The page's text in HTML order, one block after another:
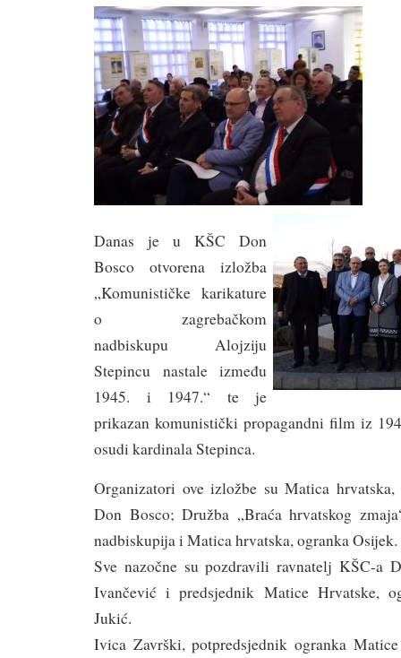
Danas je u KŠC Don
Bosco otvorena izložba
„Komunističke karikature
o zagrebačkom
nadbiskupu Alojziju
Stepincu nastale između
1945. i 1947.“ te je
prikazan komunistički propagandni film iz
osudi kardinala Stepinca.
Organizatori ove izložbe su Matica
Don Bosco; Družba „Braća hrvatskog
nadbiskupija i Matica hrvatska, ogranka Osijek.
Sve nazočne su pozdravili ravnatelj KŠC-a
Ivančević i predsjednik Matice Hrvatske,
Jukić.
Ivica Završki, potpredsjednik ogranka